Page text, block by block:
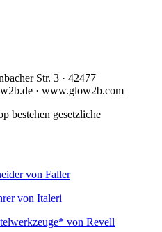
Str. 3 · 42477
· www.glow2b.com
bestehen gesetzliche
von Faller
von Italeri
von Revell